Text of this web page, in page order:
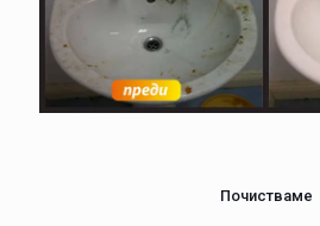
Почистваме